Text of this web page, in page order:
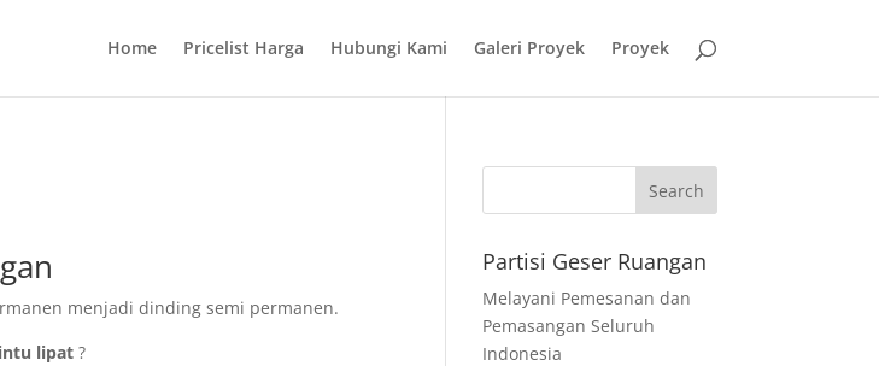
Home Pricelist Harga Hubungi Kami Galeri Proyek Proyek
menjadi dinding semi permanen.
lipat ?
Partisi Geser Ruangan
Melayani Pemesanan dan
Pemasangan Seluruh
Indonesia